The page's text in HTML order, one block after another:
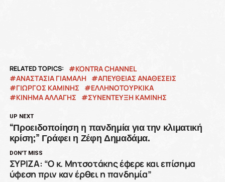
RELATED TOPICS:
KONTRA CHANNEL
ΑΝΑΣΤΑΣΙΑ ΓΙΑΜΑΛΗ
ΑΠΕΥΘΕΙΑΣ ΑΝΑΘΕΣΕΙΣ
ΓΙΩΡΓΟΣ ΚΑΜΙΝΗΣ
ΕΛΛΗΝΟΤΟΥΡΚΙΚΑ
ΚΙΝΗΜΑ ΑΛΛΑΓΗΣ
ΣΥΝΕΝΤΕΥΞΗ ΚΑΜΙΝΗΣ
UP NEXT
“Προειδοποίηση η πανδημία για την κλιματική
κρίση;” Γράφει η Ζέφη Δημαδάμα.
DON'T MISS
ΣΥΡΙΖΑ: “Ο κ. Μητσοτάκης έφερε και επίσημα
ύφεση πριν καν έρθει η πανδημία”